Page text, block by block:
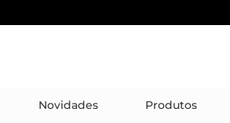
Novidades Produtos